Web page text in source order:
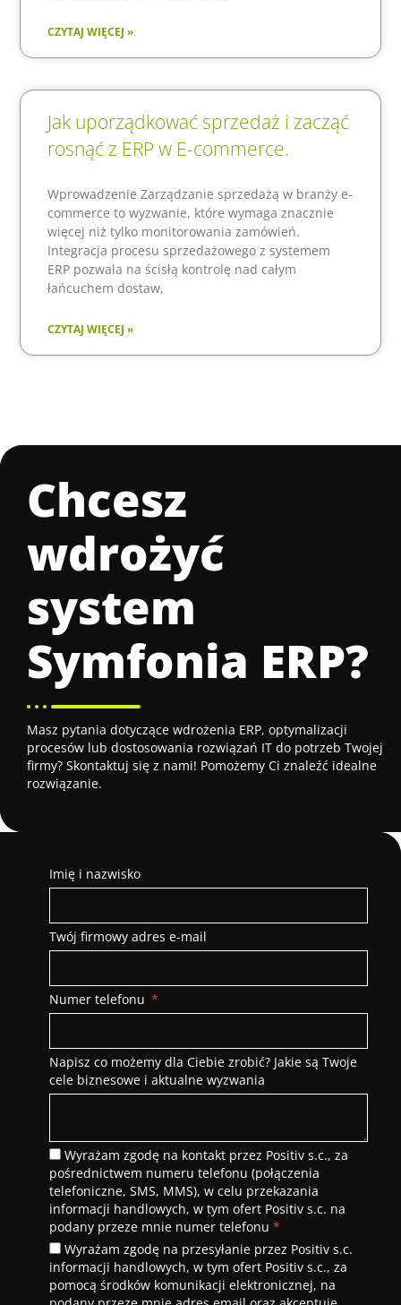
CZYTAJ WIĘCEJ »
Jak uporządkować sprzedaż i zacząć
rosnąć z ERP w E-commerce.
Wprowadzenie Zarządzanie sprzedażą w branży e-
commerce to wyzwanie, które wymaga znacznie
więcej niż tylko monitorowania zamówień.
Integracja procesu sprzedażowego z systemem
ERP pozwala na ścisłą kontrolę nad całym
łańcuchem dostaw,
CZYTAJ WIĘCEJ »
Chcesz
wdrożyć
system
Symfonia ERP?
Masz pytania dotyczące wdrożenia ERP, optymalizacji
procesów lub dostosowania rozwiązań IT do potrzeb Twojej
firmy? Skontaktuj się z nami! Pomożemy Ci znaleźć idealne
rozwiązanie.
Imię i nazwisko
Twój firmowy adres e-mail
Numer telefonu
Napisz co możemy dla Ciebie zrobić? Jakie są Twoje
cele biznesowe i aktualne wyzwania
Wyrażam zgodę na kontakt przez Positiv s.c., za
pośrednictwem numeru telefonu (połączenia
telefoniczne, SMS, MMS), w celu przekazania
informacji handlowych, w tym ofert Positiv s.c. na
podany przeze mnie numer telefonu*
Wyrażam zgodę na przesyłanie przez Positiv s.c.
informacji handlowych, w tym ofert Positiv s.c., za
pomocą środków komunikacji elektronicznej, na